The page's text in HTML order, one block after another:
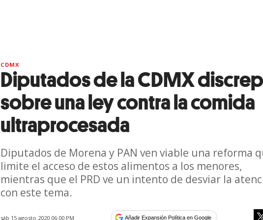
CDMX
Diputados de la CDMX
sobre una ley contra la comida
ultraprocesada
Diputados de Morena y PAN ven viable una reforma
limite el acceso de estos alimentos a los menores,
mientras que el PRD ve un intento de desviar la
con este tema.
sáb 15 agosto 2020 06:00 PM Añadir Expansión Política en Google